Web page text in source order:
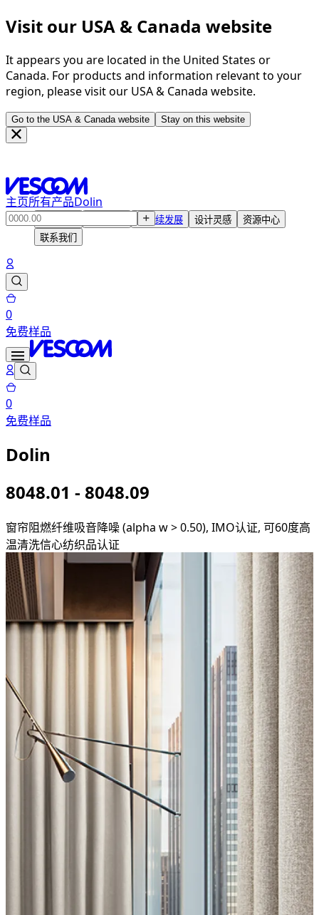
Visit our USA & Canada website
It appears you are located in the United States or
Canada. For products and information relevant to your
region, please visit our USA & Canada website.
Go to the USA & Canada website Stay on this website
主页所有产品Dolin
产品中心 可持续发展 设计灵感
资源中心
联系我们
0
免费样品
0
免费样品
Dolin
8048.01 - 8048.09
窗帘阻燃纤维吸音降噪 (alpha w > 0.50), IMO认证, 可60度高
温清洗信心纺织品认证